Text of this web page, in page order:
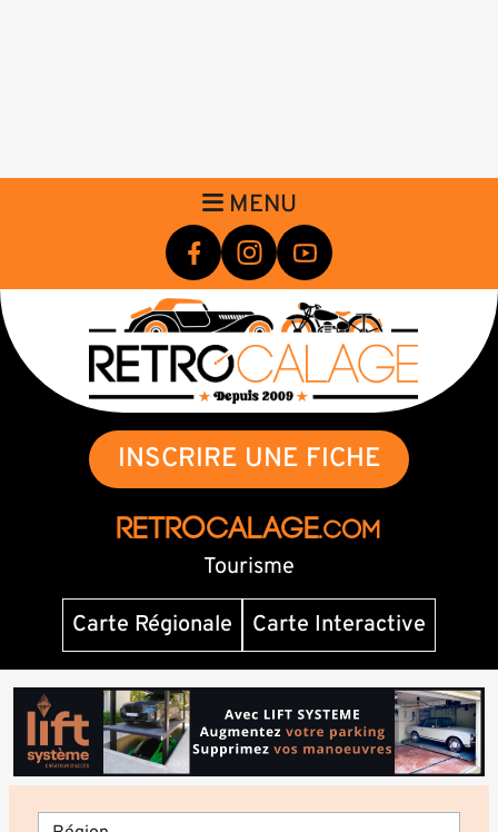
MENU
INSCRIRE UNE FICHE
RETROCALAGE.com
Tourisme
Carte Régionale
Carte Interactive